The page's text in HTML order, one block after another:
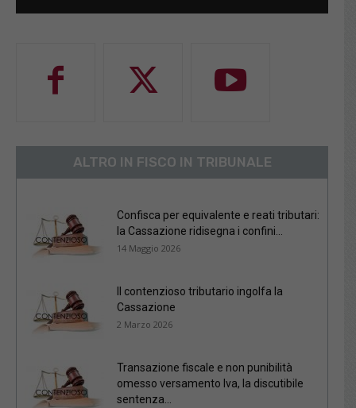
ALTRO IN FISCO IN TRIBUNALE
Confisca per equivalente e reati tributari:
la Cassazione ridisegna i confini...
14 Maggio 2026
Il contenzioso tributario ingolfa la
Cassazione
2 Marzo 2026
Transazione fiscale e non punibilità
omesso versamento Iva, la discutibile
sentenza...